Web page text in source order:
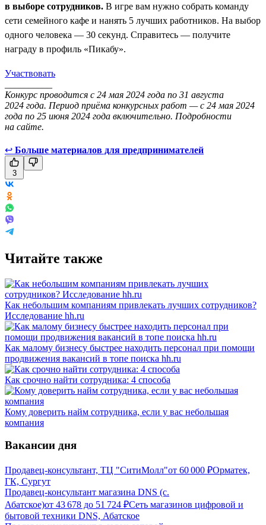
в выборе сотрудников. В игре вам нужно собрать команду
сети семейного кафе и нанять 5 лучших работников. На выбор
одного человека — 30 секунд. Справитесь — получите
награду в профиль «Пикабу».
Участвовать
Конкурс проводится с 24 мая 2024 года по 31 августа
2024 года. Период приёма конкурсных работ — с 24 мая 2024
года по 25 июня 2024 года включительно. Подробности
на сайте.
↩ Больше материалов для предпринимателей
3
Читайте также
Как небольшим компаниям привлекать лучших сотрудников?
Исследование hh.ru
Как малому бизнесу быстрее находить персонал при помощи
продвижения вакансий в топе поиска hh.ru
Как срочно найти сотрудника: 4 способа
Кому доверить найм сотрудника, если у вас небольшая
компания
Вакансии дня
Продавец-консультант, ТЦ "СитиМолл"от 60 000 ₽Орматек,
ГК, Сургут
Продавец-консультант магазина DNS (с.
Абатское)от 43 678 до 51 724 ₽Сеть магазинов цифровой и
бытовой техники DNS, Абатское